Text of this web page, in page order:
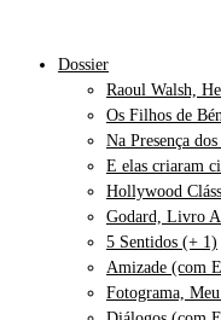
Dossier
Raoul Walsh,
Os Filhos de
Na Presença
E elas criaram
Hollywood
Godard, Livro
5 Sentidos (+ 1)
Amizade (com
Fotograma,